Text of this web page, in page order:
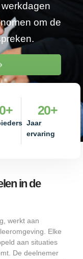
om de
+
Jaar
ervaring
20+
in de
werkt aan
Elke
aan situaties
De deelnemer